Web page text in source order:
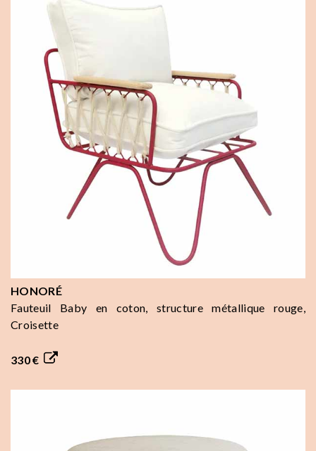
HONORÉ
Fauteuil Baby en coton, structure métallique rouge,
Croisette
330 €